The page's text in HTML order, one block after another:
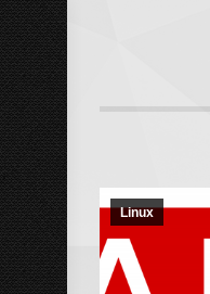
Linux